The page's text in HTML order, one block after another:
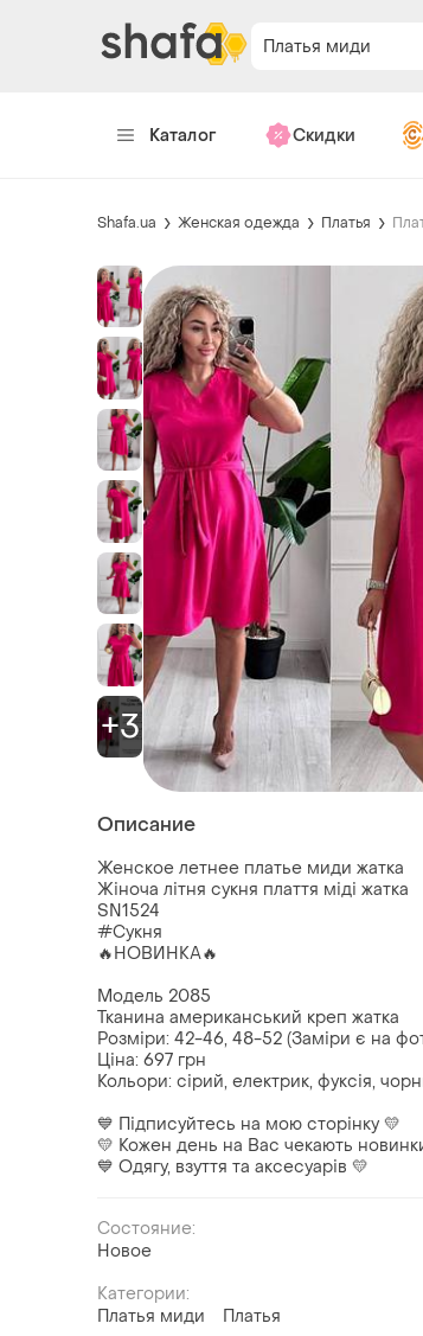
Платья миди
Каталог Скидки
Shafa.ua Женская одежда Платья
+3
Описание
Женское летнее платье миди жатка
Жіноча літня сукня плаття міді жатка
SN1524
#Сукня
🔥НОВИНКА🔥
Модель 2085
Тканина американський креп жатка
Розміри: 42-46, 48-52 (Заміри є на
Ціна: 697 грн
Кольори: сірий, електрик, фуксія,
💙 Підписуйтесь на мою сторінку 💛
💛 Кожен день на Вас чекають
💙 Одягу, взуття та аксесуарів 💛
Состояние:
Новое
Категории:
Платья миди
Платья